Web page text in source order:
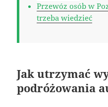
Przewóz osób w
trzeba wiedzieć
Jak utrzymać
podróżowania